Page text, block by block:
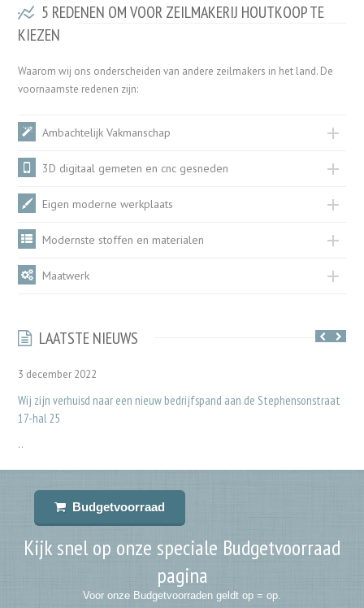
5 REDENEN OM VOOR ZEILMAKERIJ HOUTKOOP TE
KIEZEN
Waarom wij ons onderscheiden van andere zeilmakers in het land. De
voornaamste redenen zijn:
Ambachtelijk Vakmanschap
3D digitaal gemeten en cnc gesneden
Eigen moderne werkplaats
Modernste stoffen en materialen
Maatwerk
LAATSTE NIEUWS
3 december 2022
Wij zijn verhuisd naar een nieuw bedrijfspand aan de Stephensonstraat
17-hal 25
..
Budgetvoorraad
Kijk snel op onze speciale Budgetvoorraad
pagina
Voor onze Budgetvoorraden geldt op = op.